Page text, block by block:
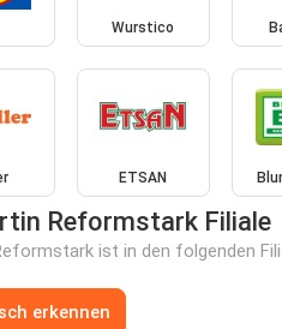
Wurstico
ETSAN
Reformstark Filiale
ist in den folgenden
erkennen